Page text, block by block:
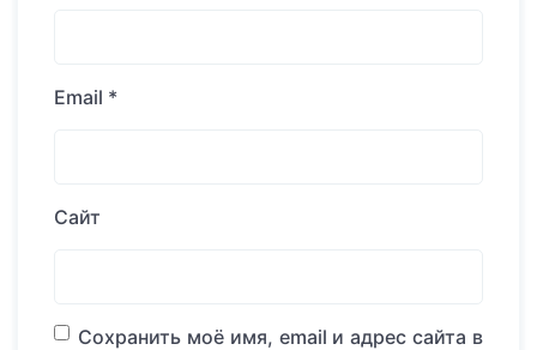
Email *
Сайт
Сохранить моё имя, email и адрес сайта в